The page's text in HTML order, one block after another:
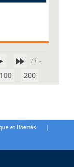
100 200
et libertés |